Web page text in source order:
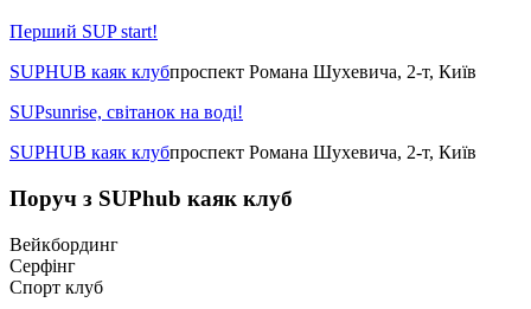
Перший SUP start!
SUPHUB каяк клубпроспект Романа Шухевича, 2-т, Київ
SUPsunrise, світанок на воді!
SUPHUB каяк клубпроспект Романа Шухевича, 2-т, Київ
Поруч з SUPhub каяк клуб
Вейкбординг
Серфінг
Спорт клуб